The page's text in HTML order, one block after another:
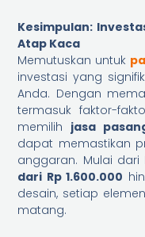
Kesimpulan:
Atap Kaca
Memutuskan untuk
investasi yang
Anda. Dengan
termasuk faktor-
memilih jasa
dapat memastikan
anggaran. Mulai dari
dari Rp 1.600.000
desain, setiap
matang.